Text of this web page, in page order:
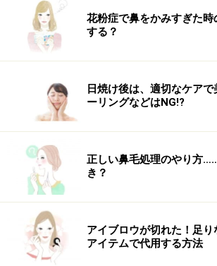
花粉症で鼻をかみすぎた時
する？
日焼け後は、適切なケア
ーリングなどはNG!?
正しい鼻毛処理のやり方
き？
アイブロウが切れた！足
アイテムで代用する方法